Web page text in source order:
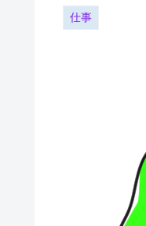
仕事